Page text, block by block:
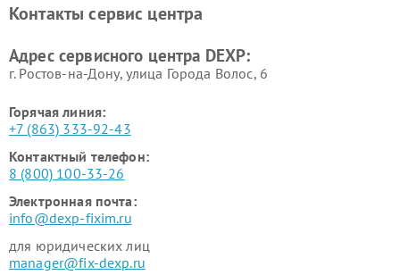
Ремонт серверов DEXP
Ремонт мини пк DEXP
Контакты сервис центра
Адрес сервисного центра DEXP:
г. Ростов-на-Дону, улица Города Волос, 6
Горячая линия:
+7 (863) 333-92-43
Контактный телефон:
8 (800) 100-33-26
Электронная почта:
info@dexp-fixim.ru
для юридических лиц
manager@fix-dexp.ru